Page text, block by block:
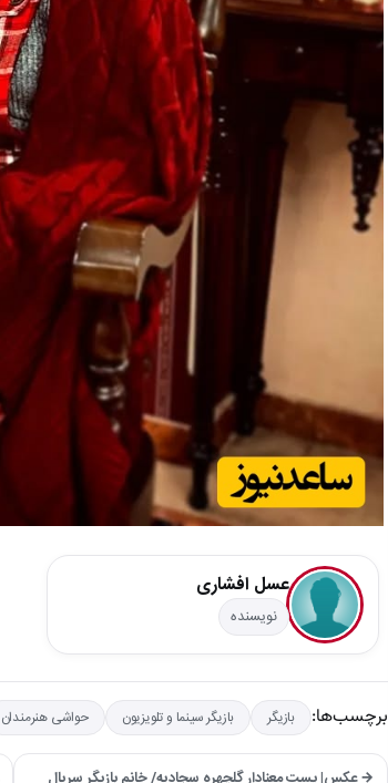
عسل افشاری
نویسنده
برچسب‌ها: بازیگر بازیگر سینما و تلویزیون حواشی هنرمندان